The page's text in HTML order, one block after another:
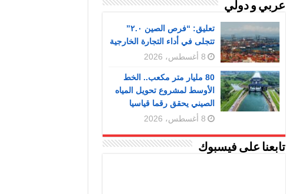
عربي و دولي
تعليق: “فرص الصين ٢.٠”
تتجلى في أداء التجارة الخارجية
8 أغسطس، 2026
80 مليار متر مكعب.. الخط
الأوسط لمشروع تحويل المياه
الصيني يحقق رقما قياسيا
8 أغسطس، 2026
تابعنا على فيسبوك